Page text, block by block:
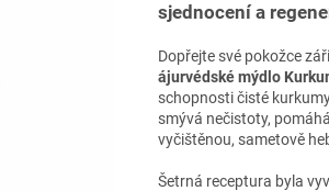
sjednocení a
Dopřejte své pokožce
ájurvédské mýdlo
schopnosti čisté
smývá nečistoty,
vyčištěnou, sametově
Šetrná receptura byla